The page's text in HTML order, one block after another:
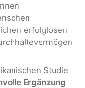
erfolglosen
Studie
Ergänzung